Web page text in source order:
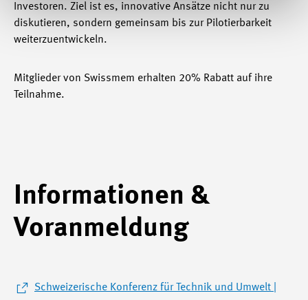
Investoren. Ziel ist es, innovative Ansätze nicht nur zu
diskutieren, sondern gemeinsam bis zur Pilotierbarkeit
weiterzuentwickeln.
Mitglieder von Swissmem erhalten 20% Rabatt auf ihre
Teilnahme.
Informationen &
Voranmeldung
Schweizerische Konferenz für Technik und Umwelt |